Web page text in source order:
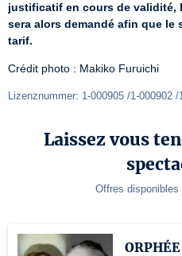
justificatif en cours de validité,
sera alors demandé afin que le
tarif.
Crédit photo : Makiko Furuichi
Lizenznummer: 1-000905 /1-000902
Laissez vous
Offres disponibles